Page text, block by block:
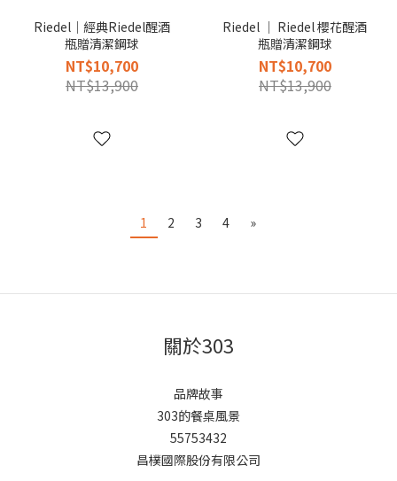
Riedel｜經典Riedel醒酒
瓶贈清潔鋼球
NT$10,700
NT$13,900
Riedel │ Riedel 櫻花醒酒
瓶贈清潔鋼球
NT$10,700
NT$13,900
1 2 3 4 »
關於303
品牌故事
303的餐桌風景
55753432
昌樸國際股份有限公司